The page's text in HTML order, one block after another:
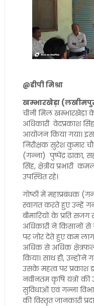
@डीपी मिश्रा
खम्भारखेड़ा
चीनी मिल खम्भारखेड़ा
अधिकारी वेदप्रकाश
आयोजन किया गया।
निरीक्षक सुरेश कुमार
(गन्ना) पुष्पेंद्र ढाका,
सिंह, क्षेत्रीय प्रभारी
उपस्थित रहे।
गोष्ठी में महाप्रबंधक
स्वागत करते हुए उन्हें
बीमारियों के प्रति
अधिकारी ने किसानों
पर जोर देते हुए कम
अधिक से अधिक
किया। साथ ही,
उसके महत्व पर प्रकाश
नवीनतम कृषि यंत्रों की
सुविधाओं एवं गन्ना
की विस्तृत जानकारी